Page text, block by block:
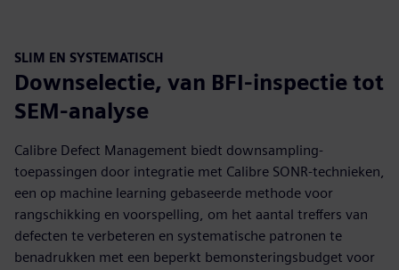
SLIM EN SYSTEMATISCH
Downselectie, van BFI-inspectie tot
SEM-analyse
Calibre Defect Management biedt downsampling-
toepassingen door integratie met Calibre SONR-technieken,
een op machine learning gebaseerde methode voor
rangschikking en voorspelling, om het aantal treffers van
defecten te verbeteren en systematische patronen te
benadrukken met een beperkt bemonsteringsbudget voor